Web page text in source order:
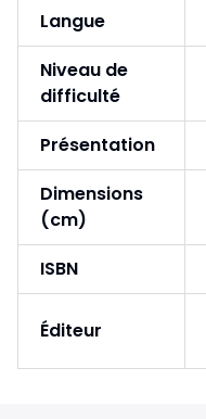
Langue
Niveau de
difficulté
Présentation
Dimensions
(cm)
ISBN
Éditeur